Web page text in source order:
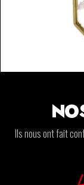
Ils nous ont fait